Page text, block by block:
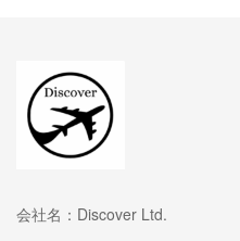
会社名：Discover Ltd.